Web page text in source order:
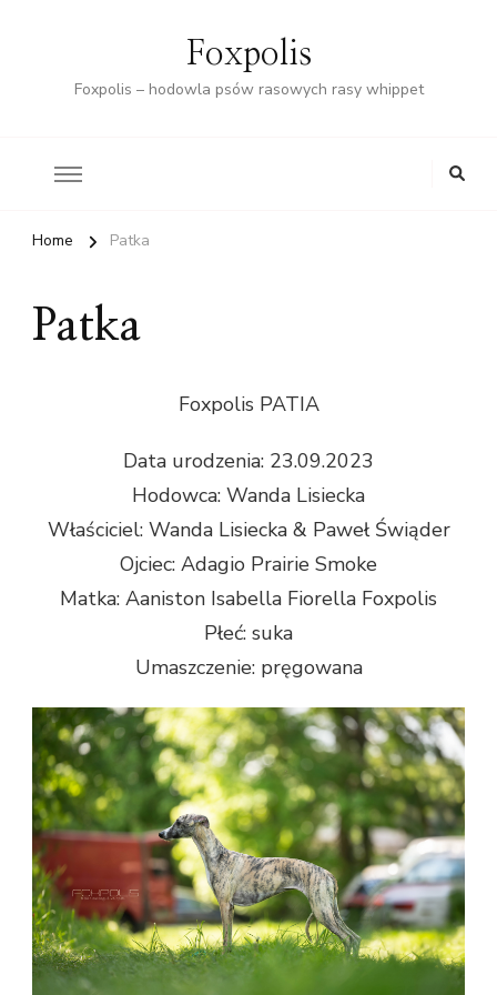
Foxpolis
Foxpolis – hodowla psów rasowych rasy whippet
Home Patka
Patka
Foxpolis PATIA
Data urodzenia: 23.09.2023
Hodowca: Wanda Lisiecka
Właściciel: Wanda Lisiecka & Paweł Świąder
Ojciec: Adagio Prairie Smoke
Matka: Aaniston Isabella Fiorella Foxpolis
Płeć: suka
Umaszczenie: pręgowana